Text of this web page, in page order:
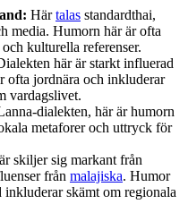
Härtalas standardthai,
media. Humorn här är ofta
kulturella referenser.
här är starkt influerad
ofta jordnära och inkluderar
vardagslivet.
dialekten, här är humorn
metaforer och uttryck för
skiljer sig markant från
från malajiska. Humor
skämt om regionala